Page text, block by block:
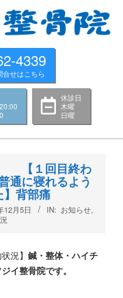
4339
合せはこちら
休診日
木曜
日曜
【１回目終わ
通に寝れるよう
】背部痛
12月5日 IN: お知らせ,
況】 鍼・整体・ハイチ
イ整骨院です。